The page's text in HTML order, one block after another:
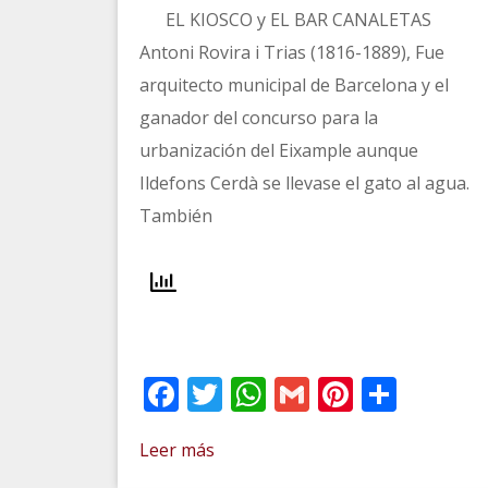
EL KIOSCO y EL BAR CANALETAS
Antoni Rovira i Trias (1816-1889), Fue
arquitecto municipal de Barcelona y el
ganador del concurso para la
urbanización del Eixample aunque
Ildefons Cerdà se llevase el gato al agua.
También
Facebook
Twitter
WhatsApp
GmailPinterest
Leer más